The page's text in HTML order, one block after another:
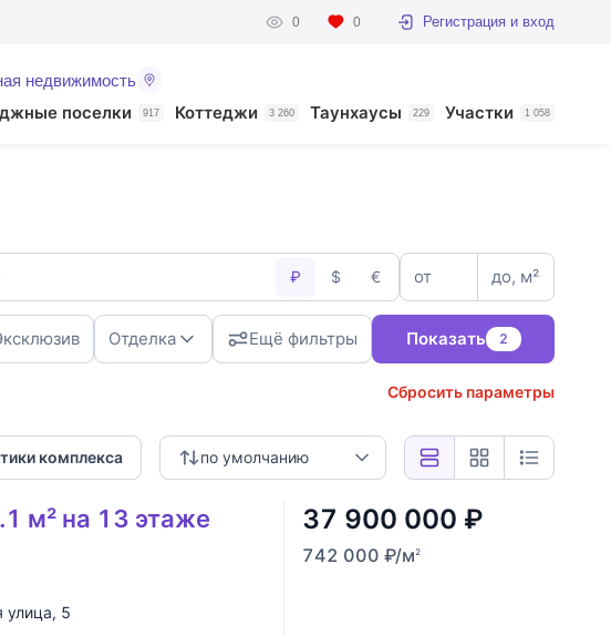
0 0 Регистрация и вход
недвижимость
поселки 917 Коттеджи 3 260 Таунхаусы 229 Участки 1 058
₽ $ € от до, м²
Отделка Ещё фильтры Показать 2
Сбросить параметры
по умолчанию
комплекса
м² на 13 этаже
улица, 5
37 900 000 ₽
742 000 ₽/м2